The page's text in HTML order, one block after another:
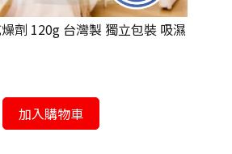
劑 120g 台灣製 獨立包裝 吸濕
加入購物車